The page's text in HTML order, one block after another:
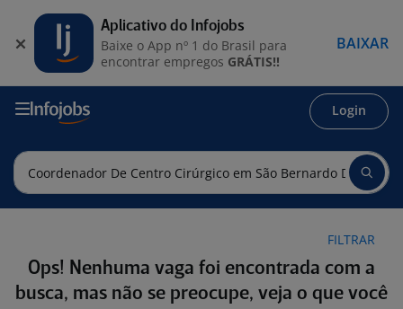
Login
FILTRAR
Ops! Nenhuma vaga foi encontrada com a
busca, mas não se preocupe, veja o que você
Aplicativo do Infojobs
Baixe o App nº 1 do Brasil para
encontrar empregos GRÁTIS!!
BAIXAR